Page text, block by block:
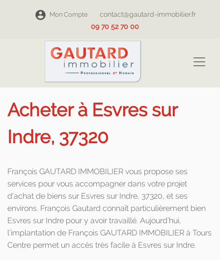
Mon Compte
contact@gautard-immobilier.fr
09 70 52 70 00
Acheter à Esvres sur
Indre, 37320
François GAUTARD IMMOBILIER vous propose ses
services pour vous accompagner dans votre projet
d'achat de biens sur Esvres sur Indre, 37320, et ses
environs. François Gautard connaît particulièrement bien
Esvres sur Indre pour y avoir travaillé. Aujourd’hui,
l’implantation de François GAUTARD IMMOBILIER à Tours
Centre permet un accès très facile à Esvres sur Indre.